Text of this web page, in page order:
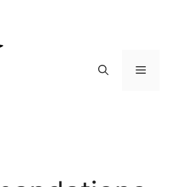
Menu